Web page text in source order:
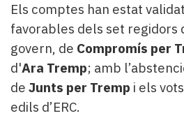
Editorial
Els comptes han estat
favorables dels set regidors
govern, de Compromís per
d'Ara Tremp; amb
de Junts per Tremp i els
edils d’ERC.